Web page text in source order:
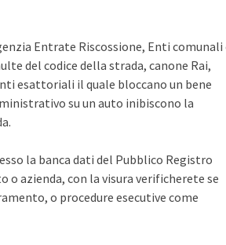
Entrate Riscossione, Enti comunali
del codice della strada, canone Rai,
esattoriali il quale bloccano un bene
su un auto inibiscono la
la banca dati del Pubblico Registro
azienda, con la visura verificherete se
o procedure esecutive come